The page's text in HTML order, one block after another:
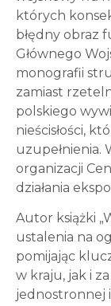
których
błędny obraz
Głównego
monografii
zamiast
polskiego
nieścisłości,
uzupełnienia.
organizacji
działania
Autor książki
ustalenia na
pomijając
w kraju, jak i
jednostronnej